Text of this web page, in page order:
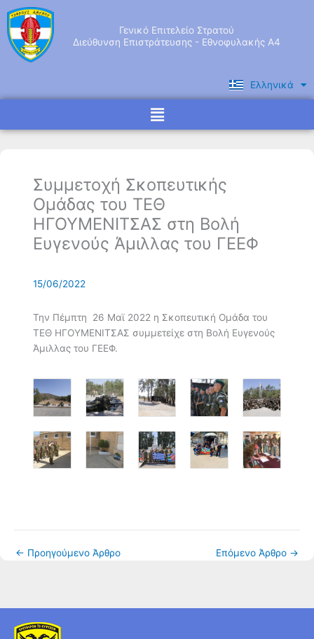
Μετάβαση
στο
περιεχόμενο
Γενικό Επιτελείο Στρατού
Διεύθυνση Επιστράτευσης - Εθνοφυλακής Α4
Ελληνικά
English
Menu
Συμμετοχή Σκοπευτικής
Ομάδας του ΤΕΘ
ΗΓΟΥΜΕΝΙΤΣΑΣ στη Βολή
Ευγενούς Άμιλλας του ΓΕΕΦ
15/06/2022
Την Πέμπτη 26 Μαϊ 2022 η Σκοπευτική Ομάδα του
ΤΕΘ ΗΓΟΥΜΕΝΙΤΣΑΣ συμμετείχε στη Βολή Ευγενούς
Άμιλλας του ΓΕΕΦ.
← Προηγούμενο Άρθρο Επόμενο Άρθρο →